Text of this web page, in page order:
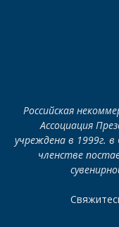
Российская
Ассоциация
учреждена в 1999г.
членстве